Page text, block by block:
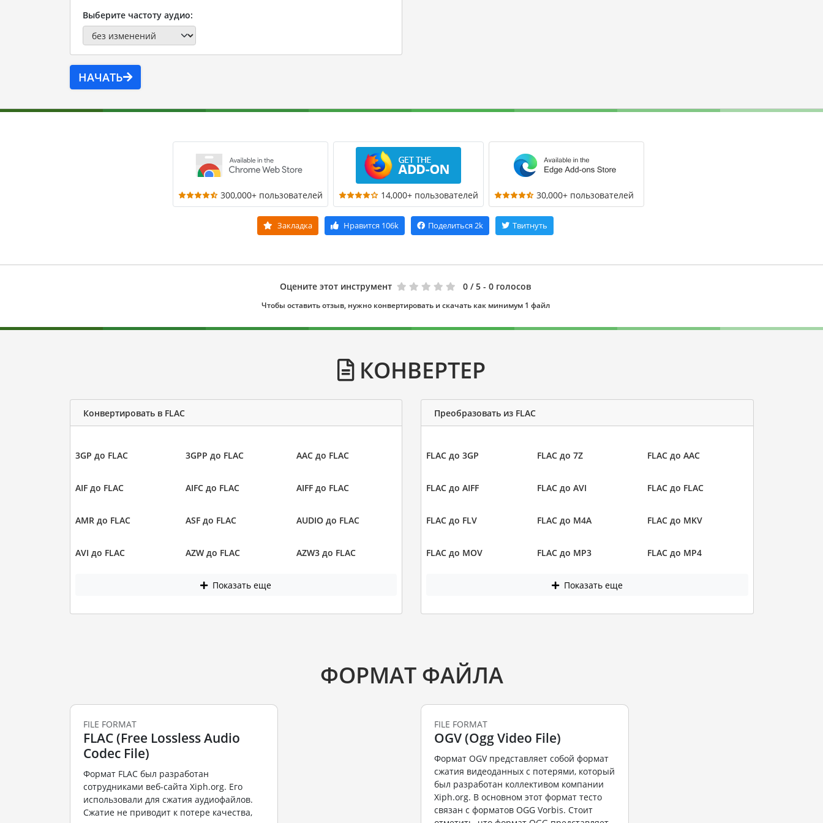
Выберите частоту аудио:
НАЧАТЬ
300,000+ пользователей 14,000+ пользователей 30,000+ пользователей
Закладка Нравится 106k Поделиться 2k Твитнуть
Оцените этот инструмент 0 / 5 - 0 голосов
Чтобы оставить отзыв, нужно конвертировать и скачать как минимум 1 файл
КОНВЕРТЕР
Конвертировать в FLAC
3GP до FLAC 3GPP до FLAC AAC до FLAC
AIF до FLAC AIFC до FLAC AIFF до FLAC
AMR до FLAC ASF до FLAC AUDIO до FLAC
AVI до FLAC AZW до FLAC AZW3 до FLAC
Показать еще
Преобразовать из FLAC
FLAC до 3GP FLAC до 7Z FLAC до AAC
FLAC до AIFF FLAC до AVI FLAC до FLAC
FLAC до FLV FLAC до M4A FLAC до MKV
FLAC до MOV FLAC до MP3 FLAC до MP4
Показать еще
ФОРМАТ ФАЙЛА
FILE FORMAT
FLAC (Free Lossless Audio
Codec File)
Формат FLAC был разработан
сотрудниками веб-сайта Xiph.org. Его
использовали для сжатия аудиофайлов.
Сжатие не приводит к потере качества,
FILE FORMAT
OGV (Ogg Video File)
Формат OGV представляет собой формат
сжатия видеоданных с потерями, который
был разработан коллективом компании
Xiph.org. В основном этот формат тесто
связан с форматов OGG Vorbis. Стоит